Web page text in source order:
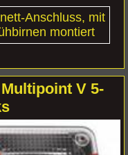
Anschluss, mit
montiert
V 5-